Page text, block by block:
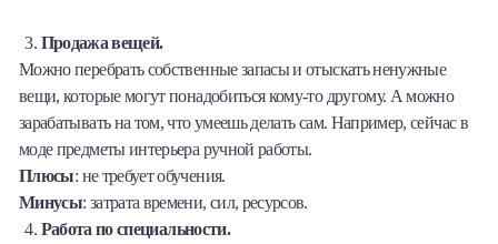
Продажа вещей.
Можно перебрать собственные запасы и отыскать ненужные
вещи, которые могут понадобиться кому-то другому. А можно
зарабатывать на том, что умеешь делать сам. Например, сейчас в
моде предметы интерьера ручной работы.
Плюсы: не требует обучения.
Минусы: затрата времени, сил, ресурсов.
Работа по специальности.